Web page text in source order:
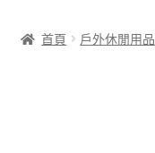
首頁 戶外休閒用品